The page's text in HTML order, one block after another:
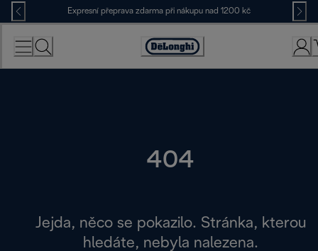
Skip
to
Content
Expresní přeprava zdarma při nákupu nad 1200 kč
Accessibility
Statement
404
Jejda, něco se pokazilo. Stránka, kterou
hledáte, nebyla nalezena.